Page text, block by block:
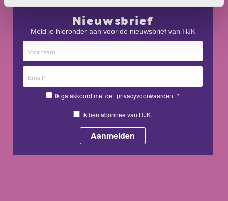
Nieuwsbrief
Meld je hieronder aan voor de nieuwsbrief van HJK
Ik ga akkoord met de privacyvoorwaarden. *
Ik ben abonnee van HJK.